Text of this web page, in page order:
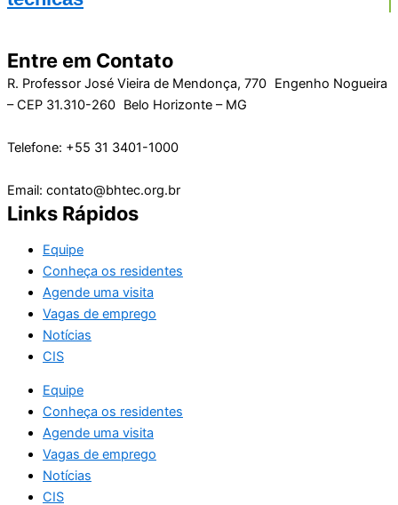
Entre em Contato
R. Professor José Vieira de Mendonça, 770 Engenho Nogueira
– CEP 31.310-260 Belo Horizonte – MG
Telefone: +55 31 3401-1000
Email: contato@bhtec.org.br
Links Rápidos
Equipe
Conheça os residentes
Agende uma visita
Vagas de emprego
Notícias
CIS
Equipe
Conheça os residentes
Agende uma visita
Vagas de emprego
Notícias
CIS